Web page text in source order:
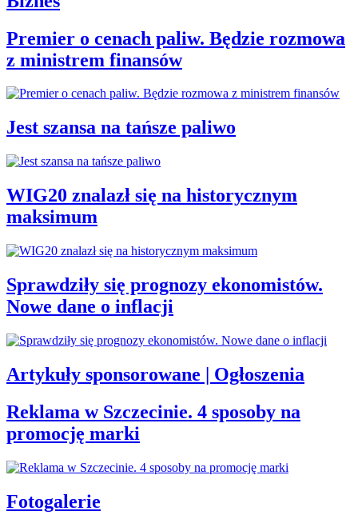
Premier o cenach paliw. Będzie rozmowa
z ministrem finansów
Jest szansa na tańsze paliwo
WIG20 znalazł się na historycznym
maksimum
Sprawdziły się prognozy ekonomistów.
Nowe dane o inflacji
Artykuły sponsorowane | Ogłoszenia
Reklama w Szczecinie. 4 sposoby na
promocję marki
Fotogalerie